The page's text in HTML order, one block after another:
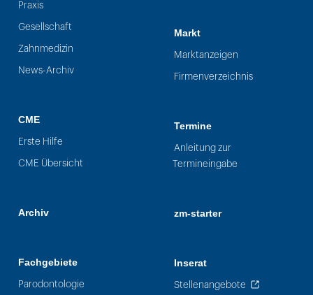
Praxis
Gesellschaft
Zahnmedizin
News-Archiv
CME
Erste Hilfe
CME Übersicht
Archiv
Fachgebiete
Parodontologie
Markt
Marktanzeigen
Firmenverzeichnis
Termine
Anleitung zur
Termineingabe
zm-starter
Inserat
Stellenangebote